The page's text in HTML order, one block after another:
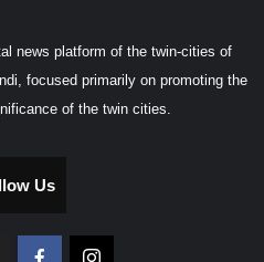
news platform of the twin-cities of
focused primarily on promoting the
of the twin cities.
Us